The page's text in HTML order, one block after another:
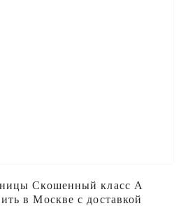
Скошенный класс А
в Москве с доставкой